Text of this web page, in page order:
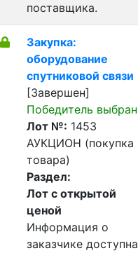
поставщика.
Закупка:
оборудование
спутниковой связи
[Завершен]
Победитель выбран
Лот №: 1453
АУКЦИОН (покупка
товара)
Раздел:
Лот с открытой
ценой
Информация о
заказчике доступна